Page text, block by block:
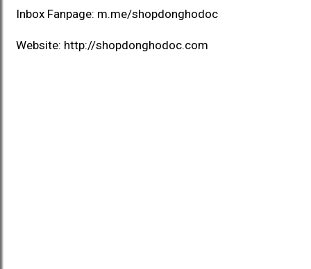
Inbox Fanpage: m.me/shopdonghodoc
Website: http://shopdonghodoc.com